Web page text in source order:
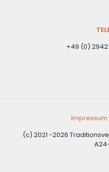
+49 (0) 2942
Impressum
(c) 2021 -2026